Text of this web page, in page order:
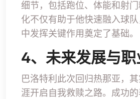
细节，包括跑位、体能和射
化不仅有助于他快速融入球
中发挥关键作用奠定了基础。
4、未来发展与
巴洛特利此次回归热那亚，
涯开启自我救赎之路。成功